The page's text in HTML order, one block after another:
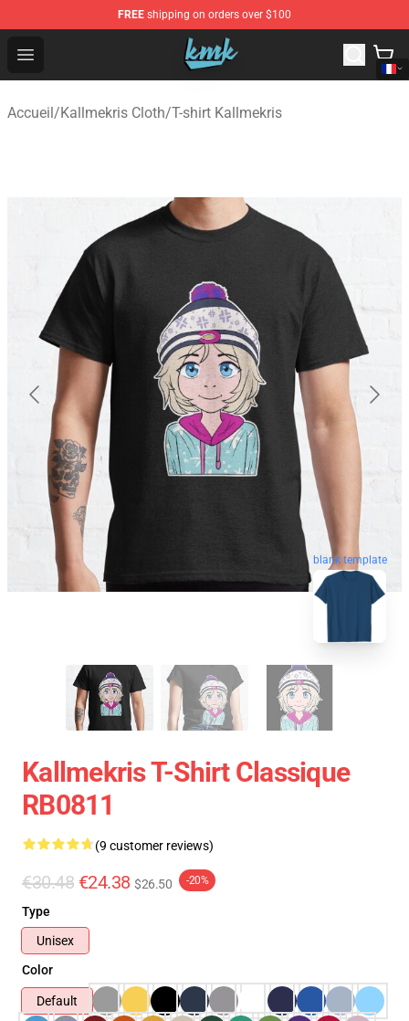
FREE shipping on orders over $100
Open menu
KallMeKris Store - Official KallMeKris Merchandise Shop
Accueil/Kallmekris Cloth/T-shirt Kallmekris
blank template
Kallmekris T-Shirt Classique
RB0811
(9 customer reviews)
€30.48 €24.38 $26.50 -20%
Type
Unisex
Color
Default